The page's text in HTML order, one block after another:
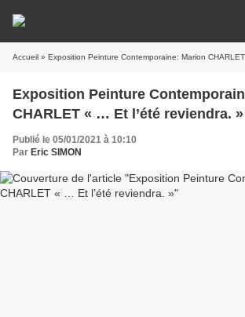
Accueil » Exposition Peinture Contemporaine: Marion
Exposition Peinture
CHARLET « … Et l’été reviendra. »
Publié le 05/01/2021 à 10:10
Par Eric SIMON